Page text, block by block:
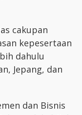
cakupan
kepesertaan
dahulu
Jepang, dan
dan Bisnis